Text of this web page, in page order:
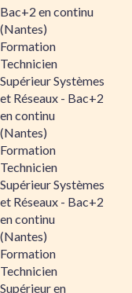
Bac+2 en continu
(Nantes)
Formation
Technicien
Supérieur Systèmes
et Réseaux - Bac+2
en continu
(Nantes)
Formation
Technicien
Supérieur Systèmes
et Réseaux - Bac+2
en continu
(Nantes)
Formation
Technicien
Supérieur en